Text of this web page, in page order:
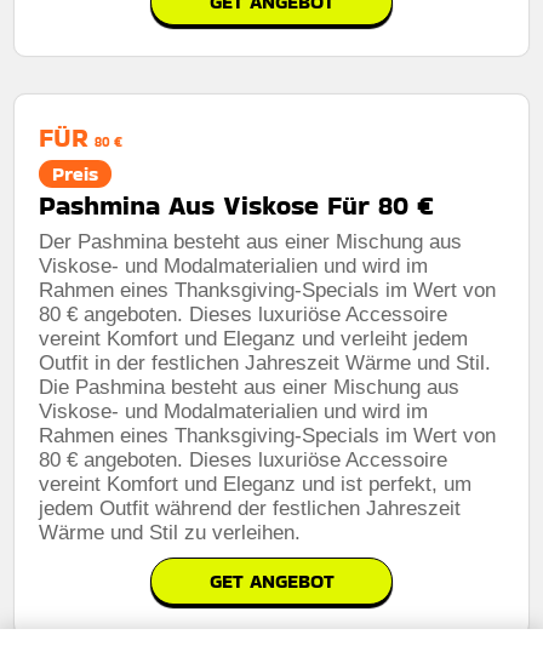
FÜR 80 €
Preis
Pashmina Aus Viskose Für 80 €
Der Pashmina besteht aus einer Mischung aus
Viskose- und Modalmaterialien und wird im
Rahmen eines Thanksgiving-Specials im Wert von
80 € angeboten. Dieses luxuriöse Accessoire
vereint Komfort und Eleganz und verleiht jedem
Outfit in der festlichen Jahreszeit Wärme und Stil.
Die Pashmina besteht aus einer Mischung aus
Viskose- und Modalmaterialien und wird im
Rahmen eines Thanksgiving-Specials im Wert von
80 € angeboten. Dieses luxuriöse Accessoire
vereint Komfort und Eleganz und ist perfekt, um
jedem Outfit während der festlichen Jahreszeit
Wärme und Stil zu verleihen.
GET ANGEBOT